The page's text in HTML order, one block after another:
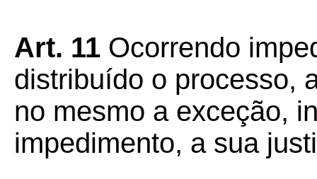
Art. 11 Ocorrendo
distribuído o processo,
no mesmo a exceção,
impedimento, a sua